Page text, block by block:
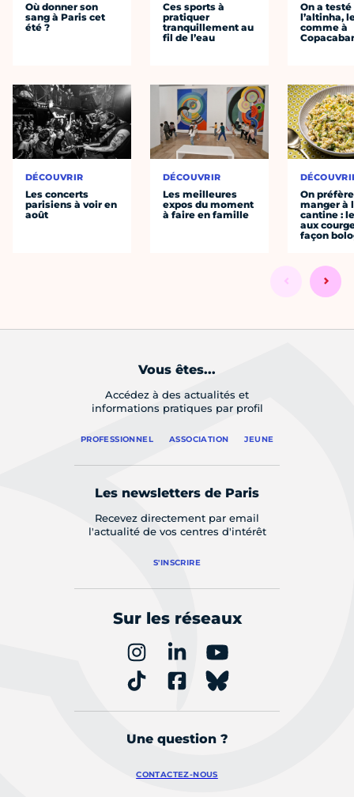
Où donner son
sang à Paris cet
été ?
DÉCOUVRIR
Les concerts
parisiens à voir en
août
Ces sports à
pratiquer
tranquillement au
fil de l’eau
DÉCOUVRIR
Les meilleures
expos du moment
à faire en famille
On a testé
l’altinha,
comme à
On préfère
manger à
cantine :
aux
façon
Vous êtes...
Accédez à des actualités et
informations pratiques par profil
PROFESSIONNEL ASSOCIATION JEUNE
Les newsletters de Paris
Recevez directement par email
l'actualité de vos centres d'intérêt
S'INSCRIRE
Sur les réseaux
Une question ?
CONTACTEZ-NOUS